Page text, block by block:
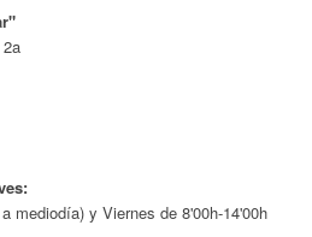
mediodía) y Viernes de 8'00h-14'00h